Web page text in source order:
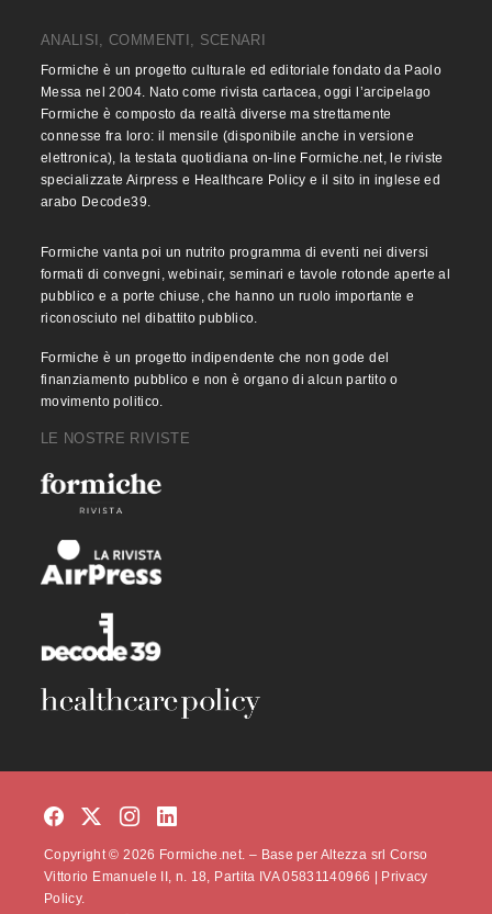
ANALISI, COMMENTI, SCENARI
Formiche è un progetto culturale ed editoriale fondato da Paolo
Messa nel 2004. Nato come rivista cartacea, oggi l’arcipelago
Formiche è composto da realtà diverse ma strettamente
connesse fra loro: il mensile (disponibile anche in versione
elettronica), la testata quotidiana on-line Formiche.net, le riviste
specializzate Airpress e Healthcare Policy e il sito in inglese ed
arabo Decode39.
Formiche vanta poi un nutrito programma di eventi nei diversi
formati di convegni, webinair, seminari e tavole rotonde aperte al
pubblico e a porte chiuse, che hanno un ruolo importante e
riconosciuto nel dibattito pubblico.
Formiche è un progetto indipendente che non gode del
finanziamento pubblico e non è organo di alcun partito o
movimento politico.
LE NOSTRE RIVISTE
Copyright © 2026 Formiche.net. – Base per Altezza srl Corso
Vittorio Emanuele II, n. 18, Partita IVA 05831140966 |
Privacy
Policy.